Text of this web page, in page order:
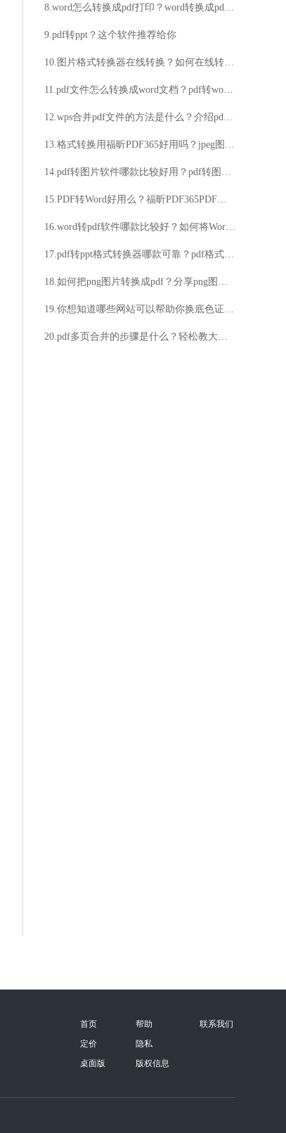
8.word怎么转换成pdf打印？word转换成pdf打印简单方法详细介绍
9.pdf转ppt？这个软件推荐给你
10.图片格式转换器在线转换？如何在线转换图片格式？
11.pdf文件怎么转换成word文档？pdf转word软件哪个好？
12.wps合并pdf文件的方法是什么？介绍pdf文件合并的简单方法
13.格式转换用福昕PDF365好用吗？jpeg图片转换成pdf方法分享
14.pdf转图片软件哪款比较好用？pdf转图片操作步骤详解
15.PDF转Word好用么？福昕PDF365PDF转Word更好用
16.word转pdf软件哪款比较好？如何将Word转换成PDF？
17.pdf转ppt格式转换器哪款可靠？pdf格式转换器真诚推荐
18.如何把png图片转换成pdf？分享png图片转换成pdf的技巧
19.你想知道哪些网站可以帮助你换底色证件照吗？还有其他的相关需求吗？
20.pdf多页合并的步骤是什么？轻松教大家学会pdf多页合并
首页
定价
桌面版
帮助
隐私
版权信息
联系我们